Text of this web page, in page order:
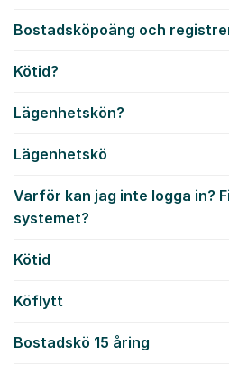
Bostadsköpoäng och
Kötid?
Lägenhetskön?
Lägenhetskö
Varför kan jag inte logga in?
systemet?
Kötid
Köflytt
Bostadskö 15 åring